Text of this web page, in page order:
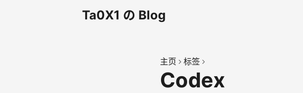
Ta0X1 の Blog
主页 标签
Codex